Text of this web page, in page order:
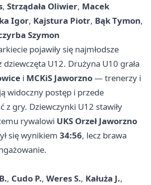
, Strządała Oliwier, Macek
Igor, Kajstura Piotr, Bąk Tymon,
Szymon
pojawiły się najmłodsze
dziewczęta U12. Drużyna U10 grała
i MCKiS Jaworzno— trenerzy i
widoczny postęp i przede
z gry. Dziewczynki U12 stawiły
rywalowi UKS Orzeł Jaworzno
się wynikiem 34:56, lecz brawa
, Cudo P., Weres S., Kałuża J.,